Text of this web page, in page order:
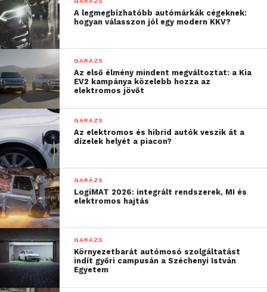
A legmegbízhatóbb autómárkák cégeknek:
hogyan válasszon jól egy modern KKV?
GARÁZS
Az első élmény mindent megváltoztat: a Kia
EV2 kampánya közelebb hozza az
elektromos jövőt
GARÁZS
Az elektromos és hibrid autók veszik át a
dízelek helyét a piacon?
GARÁZS
LogiMAT 2026: integrált rendszerek, MI és
elektromos hajtás
GARÁZS
Környezetbarát autómosó szolgáltatást
indít győri campusán a Széchenyi István
Egyetem